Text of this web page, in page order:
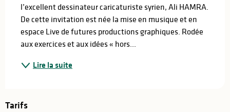
l’excellent dessinateur caricaturiste syrien, Ali HAMRA.
De cette invitation est née la mise en musique et en
espace Live de futures productions graphiques. Rodée
aux exercices et aux idées « hors...
Lire la suite
Tarifs